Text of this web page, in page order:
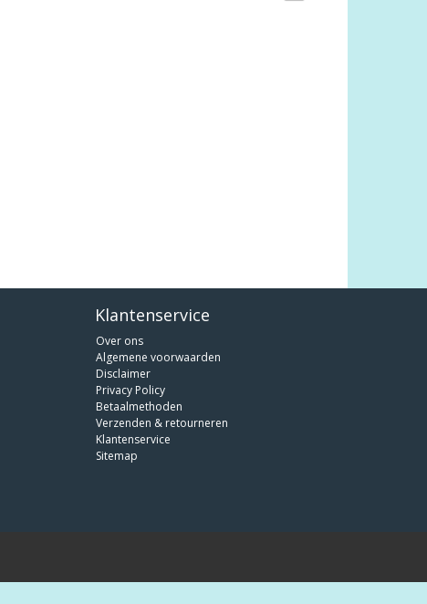
Klantenservice
Over ons
Algemene voorwaarden
Disclaimer
Privacy Policy
Betaalmethoden
Verzenden & retourneren
Klantenservice
Sitemap